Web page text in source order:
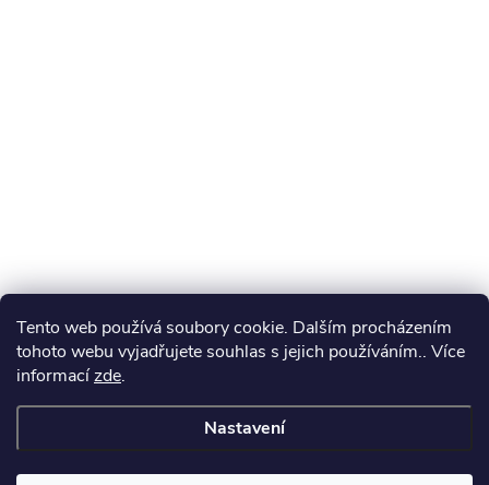
Tento web používá soubory cookie. Dalším procházením
tohoto webu vyjadřujete souhlas s jejich používáním.. Více
informacízde.
Nastavení